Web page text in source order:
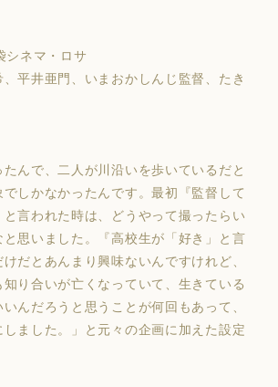
シネマ・ロサ
平井亜門、いまおかしんじ監督、たき
たんで、二人が川沿いを歩いているだと
しかなかったんです。最初『監督して
と言われた時は、どうやって撮ったらい
思いました。『高校生が「好き」と言
だとあんまり興味ないんですけれど、
り合いが亡くなっていて、生きている
んだろうと思うことが何回もあって、
ました。」と元々の企画に加えた設定